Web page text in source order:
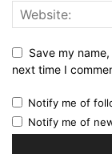
Save my
next time I
Notify me of
Notify me of